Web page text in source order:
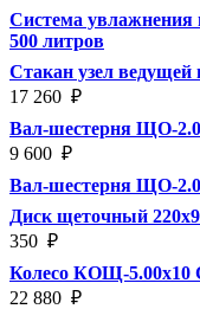
Система увлажнения
500 литров
Стакан узел
17 260 ₽
Вал-шестерня ЩО-
9 600 ₽
Вал-шестерня ЩО-
Диск щеточный
350 ₽
Колесо КОЩ-5.00х10
22 880 ₽